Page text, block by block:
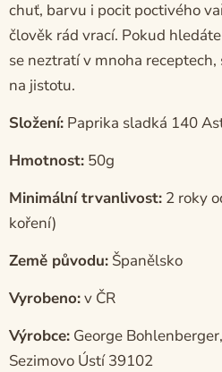
chuť, barvu i pocit poctivého
člověk rád vrací. Pokud
se neztratí v mnoha
na jistotu.
Složení: Paprika sladká 140
Hmotnost: 50g
Minimální trvanlivost: 2 roky
koření)
Země původu: Španělsko
Vyrobeno:v ČR
Výrobce: George
Sezimovo Ústí 39102